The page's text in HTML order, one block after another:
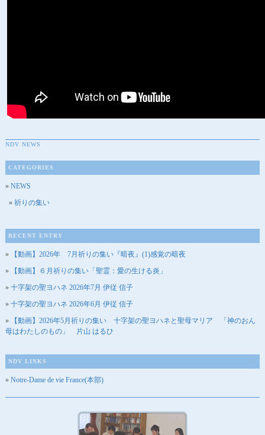
NDV NEWS
CATEGORIES
NEWS
祈りの集い
RECENT ENTRY
【動画】2026年 7月祈りの集い『暗夜』(1)感覚の暗夜
【動画】６月祈りの集い「聖霊：愛の生ける炎」
十字架の聖ヨハネ 2026年7月 伊従 信子
十字架の聖ヨハネ 2026年6月 伊従 信子
【動画】2026年5月祈りの集い 十字架の聖ヨハネと聖母マリア 「神のおん
母はわたしのもの」 片山 はるひ
NDV LINKS
Notre-Dame de vie France(本部)